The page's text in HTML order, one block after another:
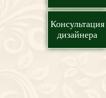
Консультация
дизайнера